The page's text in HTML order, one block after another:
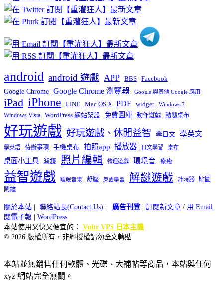
分
類
android android 遊戲 APP BBS Facebook
Google Chrome Google Chrome 瀏覽器 Google 與其他 Google 應用
iPad iPhone LINE Mac OS X PDF widget Windows 7
Windows Vista WordPress 網站架設 免費圖庫 動作遊戲 動態桌布
好玩遊戲 好玩遊戲、休閒益智 學日文 學英文
學英語 待辦事項 手機桌布 拍照app 播放器 日文學習 桌布
桌面小工具 濾鏡 照片編輯 物理遊戲 環境音 療癒
益智遊戲 睡眠音樂 舒壓 英語學習 解謎遊戲 計時器
貼圖
鬧鐘
關於本站 聯絡站長(Contact Us) 廣告刊登| 訂閱新文章 / 用 Email
閱電子報
WordPress
本站使用又快又便宜的： Vultr VPS 日本主機
© 2026 版權所有，非經授權請勿全文轉貼
本站並無銷售任何軟體、光碟、大補帖等商品，本站與任何
xyz 網站完全無關。